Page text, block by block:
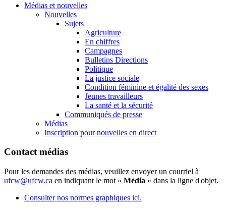
Médias et nouvelles
Nouvelles
Sujets
Agriculture
En chiffres
Campagnes
Bulletins Directions
Politique
La justice sociale
Condition féminine et égalité des sexes
Jeunes travailleurs
La santé et la sécurité
Communiqués de presse
Médias
Inscription pour nouvelles en direct
Contact médias
Pour les demandes des médias, veuillez envoyer un courriel à
ufcw@ufcw.ca en indiquant le mot « Média » dans la ligne d'objet.
Consulter nos normes graphiques ici.